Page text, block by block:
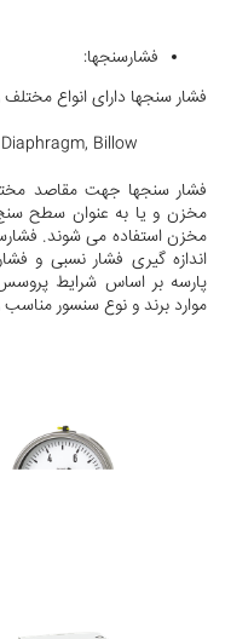
فشارسنجها:
فشار سنجها دارای انواع
Billow
فشار سنجها جهت مقاصد
مخزن و یا به عنوان سطح
مخزن استفاده می شوند.
اندازه گیری فشار نسبی و
پارسه بر اساس شرایط
موارد برند و نوع سنسور مناسب